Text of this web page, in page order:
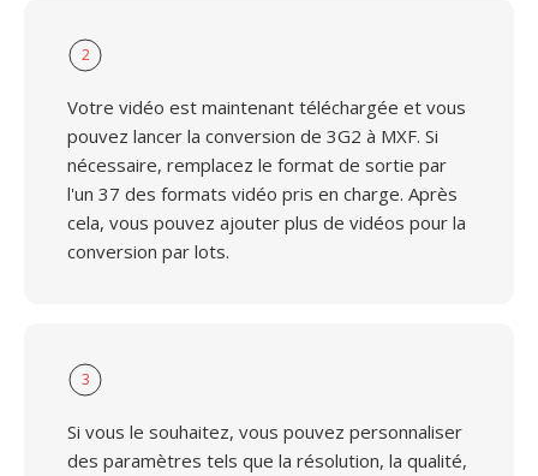
2
Votre vidéo est maintenant téléchargée et vous
pouvez lancer la conversion de 3G2 à MXF. Si
nécessaire, remplacez le format de sortie par
l'un 37 des formats vidéo pris en charge. Après
cela, vous pouvez ajouter plus de vidéos pour la
conversion par lots.
3
Si vous le souhaitez, vous pouvez personnaliser
des paramètres tels que la résolution, la qualité,